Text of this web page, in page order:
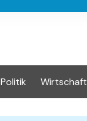
Politik Wirtschaft